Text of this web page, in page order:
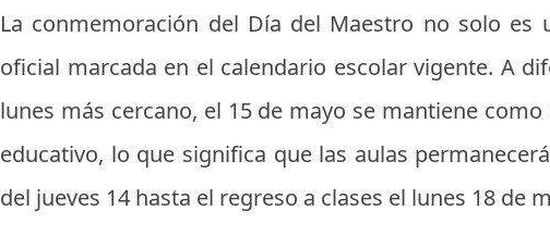
La conmemoración del Día del Maestro no solo
oficial marcada en el calendario escolar vigente. A
lunes más cercano, el 15 de mayo se mantiene
educativo, lo que significa que las aulas
del jueves 14 hasta el regreso a clases el lunes 18 de